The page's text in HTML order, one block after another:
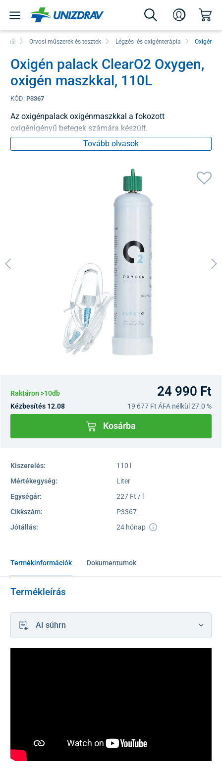
Orvosi műszerek és tesztek Légzés- és oxigénterápia
Oxigén palack ClearO2 Oxygen,
oxigén maszkkal, 110L
KÓD: P3367
Az oxigénpalack oxigénmaszkkal a fokozott
oxigénigényű betegek számára készült.
Tovább olvasok
Raktáron >10db 24 990 Ft
Kézbesítés 12.08 19 677 Ft ÁFA nélkül 27.0 %
Kosárba
Kiszerelés:
110 l
Mértékegység:
Liter
Egységár:
227 Ft / l
Cikkszám:
P3367
Jótállás:
24 hónap
Termékinformációk Dokumentumok
Termékleírás
AI súhrn